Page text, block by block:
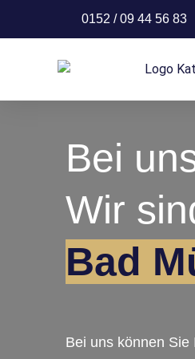
0152 / 09 44 56 83
Bei
Wir
Bad
Bei uns können